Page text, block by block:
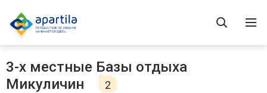
3-х местные Базы отдыха
Микуличин
2